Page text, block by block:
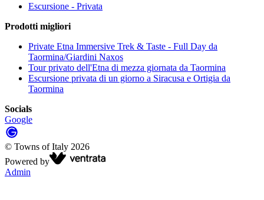
Escursione - Privata
Prodotti migliori
Private Etna Immersive Trek & Taste - Full Day da
Taormina/Giardini Naxos
Tour privato dell'Etna di mezza giornata da Taormina
Escursione privata di un giorno a Siracusa e Ortigia da
Taormina
Socials
Google
© Towns of Italy 2026
Powered by
Admin